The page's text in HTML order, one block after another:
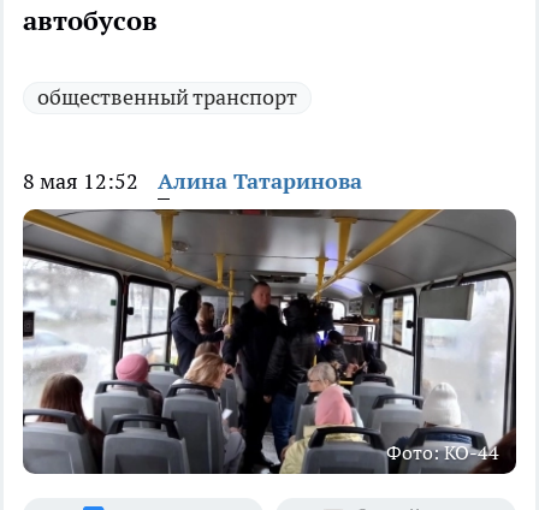
автобусов
общественный транспорт
8 мая 12:52 Алина Татаринова
Фото: КО-44